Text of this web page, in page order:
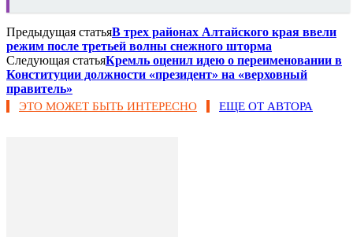
Предыдущая статьяВ трех районах Алтайского края ввели
режим после третьей волны снежного шторма
Следующая статьяКремль оценил идею о переименовании в
Конституции должности «президент» на «верховный
правитель»
ЭТО МОЖЕТ БЫТЬ ИНТЕРЕСНО ЕЩЕ ОТ АВТОРА